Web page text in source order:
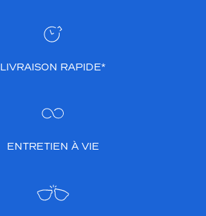
LIVRAISON RAPIDE*
ENTRETIEN À VIE